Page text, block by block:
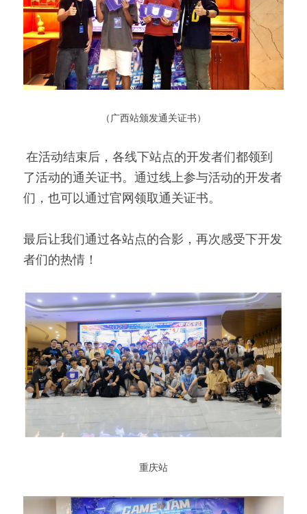
（广西站颁发通关证书）
了活动的通关证书。通过线上参与活动的开发者
们，也可以通过官网领取通关证书。
最后让我们通过各站点的合影，再次感受下开发
者们的热情！
重庆站